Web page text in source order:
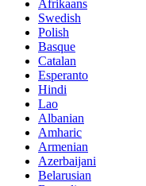
Afrikaans
Swedish
Polish
Basque
Catalan
Esperanto
Hindi
Lao
Albanian
Amharic
Armenian
Azerbaijani
Belarusian